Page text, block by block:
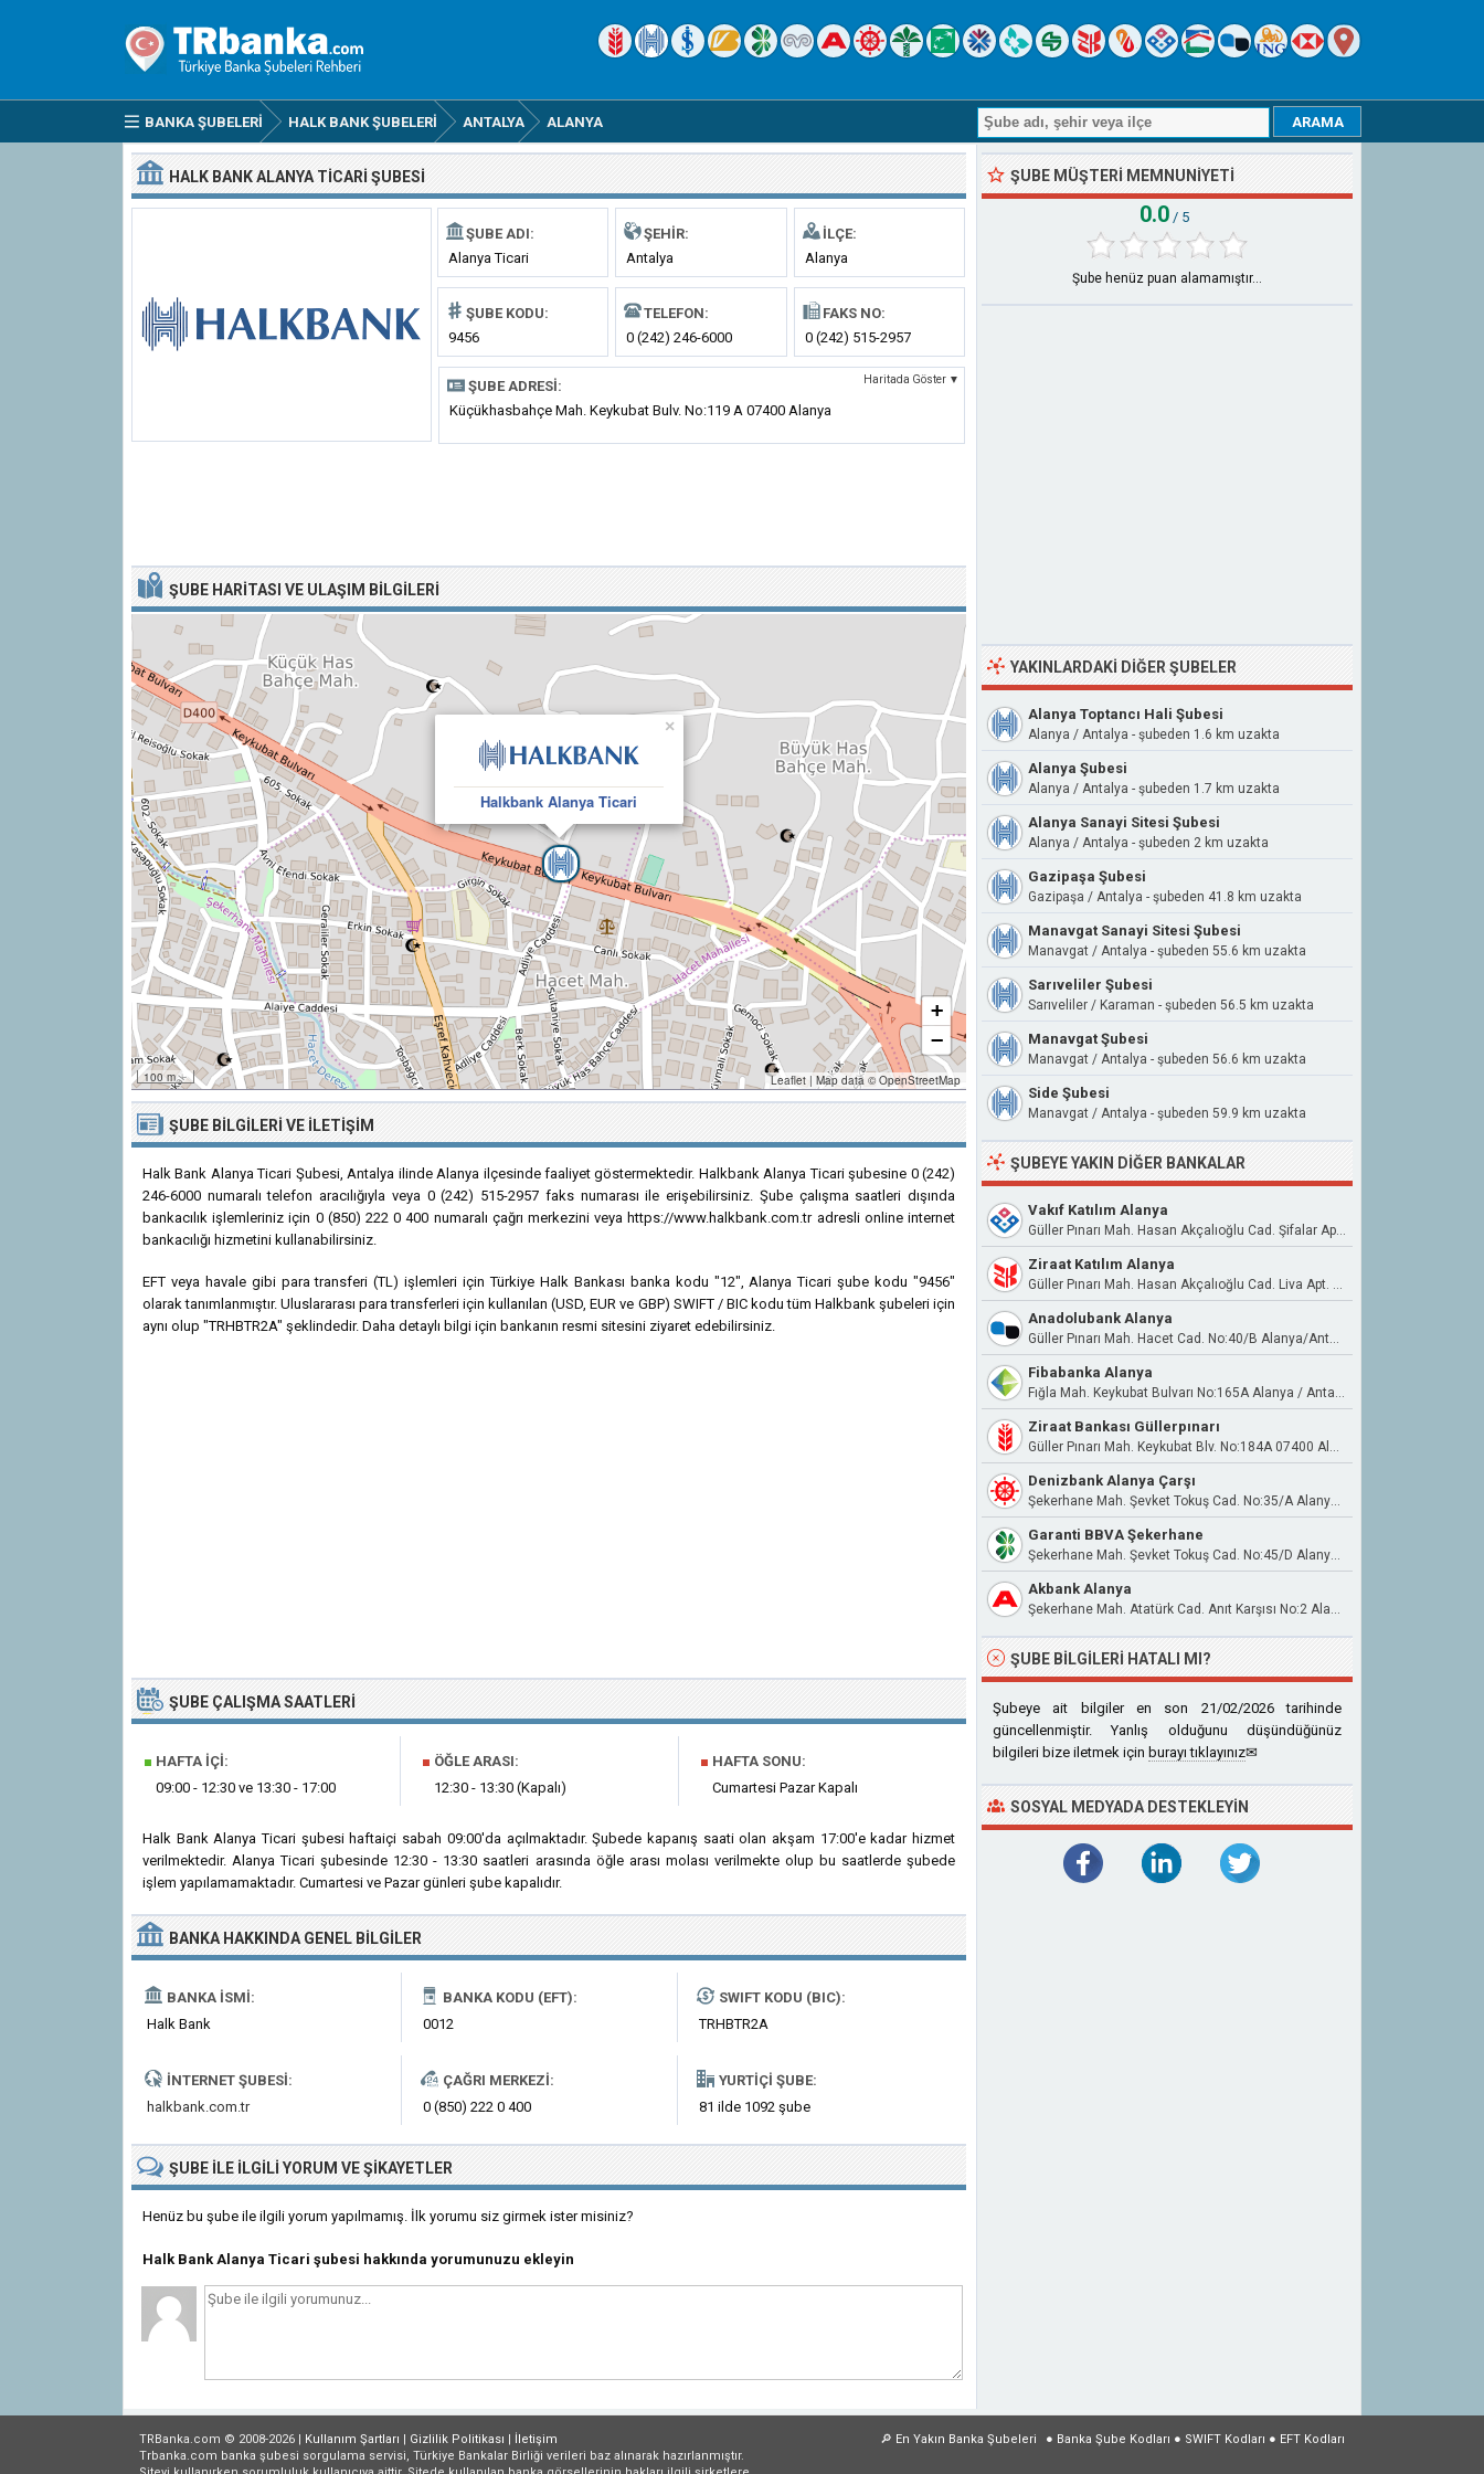
BANKA ŞUBELERI HALK BANK ŞUBELERI ANTALYA ALANYA
HALK BANK ALANYA TICARI ŞUBESI
ŞUBE ADI:
Alanya Ticari
ŞEHIR:
Antalya
İLÇE:
Alanya
ŞUBE KODU:
9456
TELEFON:
0 (242) 246-6000
FAKS NO:
0 (242) 515-2957
ŞUBE ADRESI: Haritada Göster ▼
Küçükhasbahçe Mah. Keykubat Bulv. No:119 A 07400 Alanya
ŞUBE HARITASI VE ULAŞIM BILGILERI
Halkbank Alanya Ticari
×
100 m
+
−
Leaflet | Map data ©OpenStreetMap
ŞUBE BILGILERI VE İLETIŞIM
Halk Bank Alanya Ticari Şubesi, Antalya ilinde Alanya ilçesinde faaliyet göstermektedir. Halkbank Alanya Ticari şubesine 0 (242)
246-6000 numaralı telefon aracılığıyla veya 0 (242) 515-2957 faks numarası ile erişebilirsiniz. Şube çalışma saatleri dışında
bankacılık işlemleriniz için 0 (850) 222 0 400 numaralı çağrı merkezini veya https://www.halkbank.com.tr adresli online internet
bankacılığı hizmetini kullanabilirsiniz.
EFT veya havale gibi para transferi (TL) işlemleri için Türkiye Halk Bankası banka kodu "12", Alanya Ticari şube kodu "9456"
olarak tanımlanmıştır. Uluslararası para transferleri için kullanılan (USD, EUR ve GBP) SWIFT / BIC kodu tüm Halkbank şubeleri için
aynı olup "TRHBTR2A" şeklindedir. Daha detaylı bilgi için bankanın resmi sitesini ziyaret edebilirsiniz.
ŞUBE ÇALIŞMA SAATLERI
■ HAFTA İÇI:
09:00 - 12:30 ve 13:30 - 17:00
■ ÖĞLE ARASI:
12:30 - 13:30 (Kapalı)
■ HAFTA SONU:
Cumartesi Pazar Kapalı
Halk Bank Alanya Ticari şubesi haftaiçi sabah 09:00'da açılmaktadır. Şubede kapanış saati olan akşam 17:00'e kadar hizmet
verilmektedir. Alanya Ticari şubesinde 12:30 - 13:30 saatleri arasında öğle arası molası verilmekte olup bu saatlerde şubede
işlem yapılamamaktadır. Cumartesi ve Pazar günleri şube kapalıdır.
BANKA HAKKINDA GENEL BILGILER
BANKA İSMI:
Halk Bank
BANKA KODU (EFT):
0012
SWIFT KODU (BIC):
TRHBTR2A
İNTERNET ŞUBESI:
halkbank.com.tr
ÇAĞRI MERKEZI:
0 (850) 222 0 400
YURTIÇI ŞUBE:
81 ilde 1092 şube
ŞUBE ILE İLGILIYORUM VE ŞIKAYETLER
Henüz bu şube ile ilgili yorum yapılmamış. İlk yorumu siz girmek ister misiniz?
Halk Bank Alanya Ticari şubesi hakkında yorumunuzu ekleyin
ŞUBE MÜŞTERI MEMNUNIYETI
0.0 / 5
Şube henüz puan alamamıştır...
YAKINLARDAKI DIĞER ŞUBELER
Alanya Toptancı Hali Şubesi
Alanya / Antalya - şubeden 1.6 km uzakta
Alanya Şubesi
Alanya / Antalya - şubeden 1.7 km uzakta
Alanya Sanayi Sitesi Şubesi
Alanya / Antalya - şubeden 2 km uzakta
Gazipaşa Şubesi
Gazipaşa / Antalya - şubeden 41.8 km uzakta
Manavgat Sanayi Sitesi Şubesi
Manavgat / Antalya - şubeden 55.6 km uzakta
Sarıveliler Şubesi
Sarıveliler / Karaman - şubeden 56.5 km uzakta
Manavgat Şubesi
Manavgat / Antalya - şubeden 56.6 km uzakta
Side Şubesi
Manavgat / Antalya - şubeden 59.9 km uzakta
ŞUBEYE YAKIN DIĞER BANKALAR
Vakıf Katılım Alanya
Güller Pınarı Mah. Hasan Akçalıoğlu Cad. Şifalar Apt. No:11B Alanya/Antalya
Ziraat Katılım Alanya
Güller Pınarı Mah. Hasan Akçalıoğlu Cad. Liva Apt. No:50 A Alanya / Antalya
Anadolubank Alanya
Güller Pınarı Mah. Hacet Cad. No:40/B Alanya/Antalya
Fibabanka Alanya
Fığla Mah. Keykubat Bulvarı No:165A Alanya / Antalya
Ziraat Bankası Güllerpınarı
Güller Pınarı Mah. Keykubat Blv. No:184A 07400 Alanya Antalya
Denizbank Alanya Çarşı
Şekerhane Mah. Şevket Tokuş Cad. No:35/A Alanya Antalya
Garanti BBVA Şekerhane
Şekerhane Mah. Şevket Tokuş Cad. No:45/D Alanya / Antalya
Akbank Alanya
Şekerhane Mah. Atatürk Cad. Anıt Karşısı No:2 Alanya
ŞUBE BILGILERI HATALI MI?
Şubeye ait bilgiler en son 21/02/2026 tarihinde
güncellenmiştir. Yanlış olduğunu düşündüğünüz
bilgileri bize iletmek için burayı tıklayınız✉
SOSYAL MEDYADA DESTEKLEYIN
● Banka Şube Kodları ● SWIFT Kodları ● EFT Kodları
🔎 En Yakın Banka Şubeleri
TRBanka.com © 2008-2026 | Kullanım Şartları | Gizlilik Politikası | İletişim
Trbanka.com banka şubesi sorgulama servisi, Türkiye Bankalar Birliği verileri baz alınarak hazırlanmıştır.